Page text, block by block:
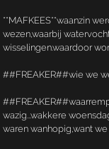
**MAFKEES**waanzin
wezen,waarbij
wisselingen.waardoor
##FREAKER##wie we
wazig...wakkere
waren wanhopig,want